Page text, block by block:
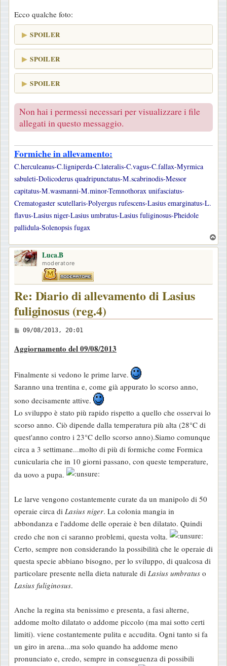
Ecco qualche foto:
SPOILER
SPOILER
SPOILER
Non hai i permessi necessari per visualizzare i file
allegati in questo messaggio.
Formiche in allevamento:
C.herculeanus-C.ligniperda-C.lateralis-C.vagus-C.fallax-Myrmica
sabuleti-Dolicoderus quadripunctatus-M.scabrinodis-Messor
capitatus-M.wasmanni-M.minor-Temnothorax unifasciatus-
Crematogaster scutellaris-Polyergus rufescens-Lasius emarginatus-L.
flavus-Lasius niger-Lasius umbratus-Lasius fuliginosus-Pheidole
pallidula-Solenopsis fugax
o
Luca.B
moderatore
Re: Diario di allevamento di Lasius
fuliginosus (reg.4)
M
s
a
g
g
i
o
09/08/2013, 20:01
Aggiornamento del 09/08/2013
Finalmente si vedono le prime larve.
Saranno una trentina e, come già appurato lo scorso anno,
sono decisamente attive.
Lo sviluppo è stato più rapido rispetto a quello che osservai lo
scorso anno. Ciò dipende dalla temperatura più alta (28°C di
quest'anno contro i 23°C dello scorso anno).Siamo comunque
circa a 3 settimane...molto di più di formiche come Formica
cunicularia che in 10 giorni passano, con queste temperature,
da uovo a pupa.
Le larve vengono costantemente curate da un manipolo di 50
operaie circa di Lasius niger. La colonia mangia in
abbondanza e l'addome delle operaie è ben dilatato. Quindi
credo che non ci saranno problemi, questa volta.
Certo, sempre non considerando la possibilità che le operaie di
questa specie abbiano bisogno, per lo sviluppo, di qualcosa di
particolare presente nella dieta naturale di Lasius umbratus o
Lasius fuliginosus.
Anche la regina sta benissimo e presenta, a fasi alterne,
addome molto dilatato o addome piccolo (ma mai sotto certi
limiti). viene costantemente pulita e accudita. Ogni tanto si fa
un giro in arena...ma solo quando ha addome meno
pronunciato e, credo, sempre in conseguenza di possibili